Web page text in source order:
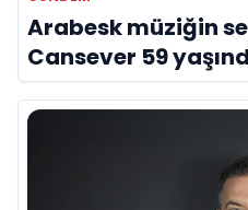
Arabesk müziğin
Cansever 59